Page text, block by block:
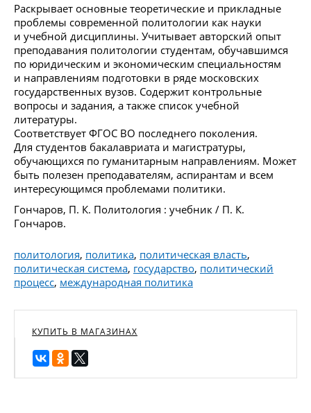
Раскрывает основные теоретические и прикладные
проблемы современной политологии как науки
и учебной дисциплины. Учитывает авторский опыт
преподавания политологии студентам, обучавшимся
по юридическим и экономическим специальностям
и направлениям подготовки в ряде московских
государственных вузов. Содержит контрольные
вопросы и задания, а также список учебной
литературы.
Соответствует ФГОС ВО последнего поколения.
Для студентов бакалавриата и магистратуры,
обучающихся по гуманитарным направлениям. Может
быть полезен преподавателям, аспирантам и всем
интересующимся проблемами политики.
Гончаров, П. К. Политология : учебник / П. К.
Гончаров.
политология, политика, политическая власть,
политическая система, государство, политический
процесс, международная политика
КУПИТЬ В МАГАЗИНАХ